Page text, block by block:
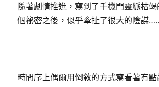
隨著劇情推進，寫到了千機門靈脈枯
個祕密之後，似乎牽扯了很大的陰謀
時間序上偶爾用倒敘的方式寫看著有